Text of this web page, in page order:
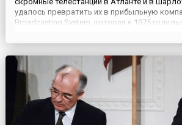
удалось превратить их в прибыльную
Broadcasting System, которая к 1975 году
создать круглосуточный кабельный